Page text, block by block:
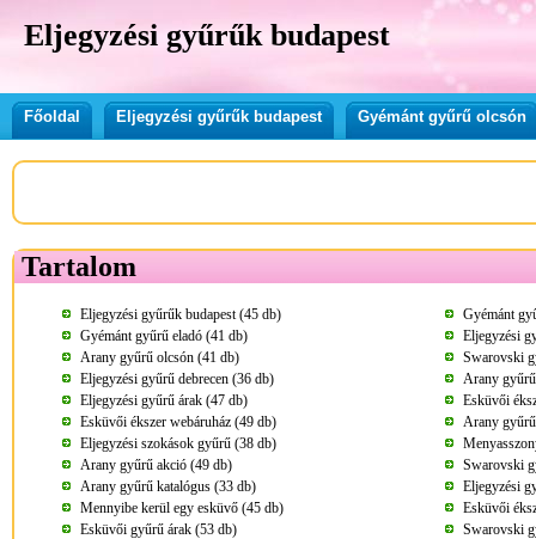
Eljegyzési gyűrűk budapest
Főoldal Eljegyzési gyűrűk budapest Gyémánt gyűrű olcsón
Tartalom
Eljegyzési gyűrűk budapest (45 db)
Gyémánt
Gyémánt gyűrű eladó (41 db)
Eljegyzési
Arany gyűrű olcsón (41 db)
Swarovski
Eljegyzési gyűrű debrecen (36 db)
Arany
Eljegyzési gyűrű árak (47 db)
Esküvői
Esküvői ékszer webáruház (49 db)
Arany
Eljegyzési szokások gyűrű (38 db)
Arany gyűrű akció (49 db)
Swarovski
Arany gyűrű katalógus (33 db)
Eljegyzési
Mennyibe kerül egy esküvő (45 db)
Esküvői
Esküvői gyűrű árak (53 db)
Swarovski